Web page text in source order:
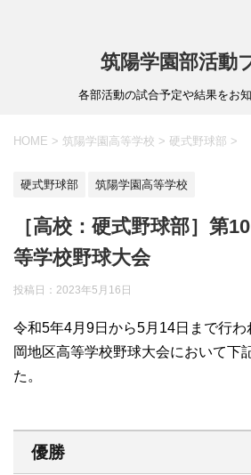
筑陽学園部活動
各部活動の試合予定や結果をお知
HOME > 筑陽学園高等学校 > 硬式野球部 >
硬式野球部 筑陽学園高等学校
［高校：硬式野球部］第
等学校野球大会
投稿日： 2023年5月16日
令和5年4月9日から5月14日まで行
岡地区高等学校野球大会において下
た。
優勝